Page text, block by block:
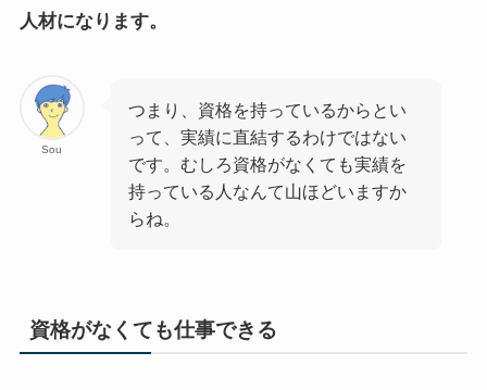
人材になります。
Sou
つまり、資格を持っているからとい
って、実績に直結するわけではない
です。むしろ資格がなくても実績を
持っている人なんて山ほどいますか
らね。
資格がなくても仕事できる